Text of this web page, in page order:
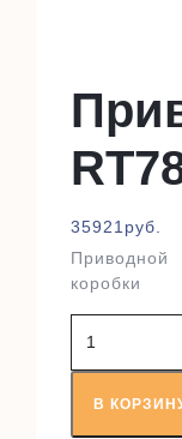
35921руб.
коробки
товара
Приводной
валВ